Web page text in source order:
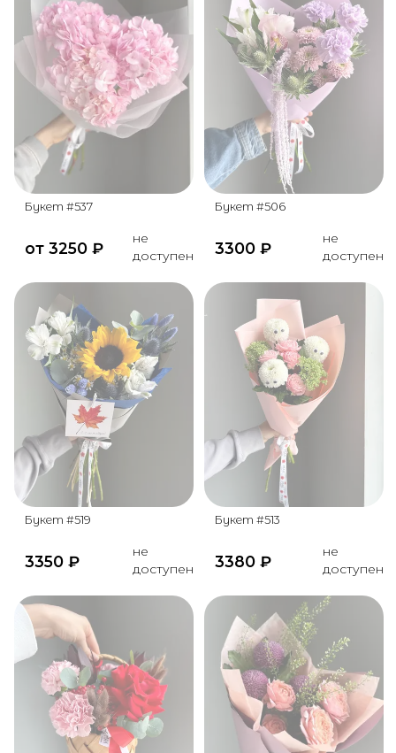
Букет #537
от 3250 ₽
не
доступен
Букет #506
3300 ₽
не
доступен
Букет #519
3350 ₽
не
доступен
Букет #513
3380 ₽
не
доступен